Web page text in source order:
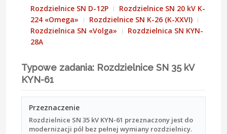
Rozdzielnice SN D-12P
Rozdzielnice SN 20 kV K-
224 «Omega»
Rozdzielnice SN K-26 (K-XXVI)
Rozdzielnica SN «Volga»
Rozdzielnica SN KYN-
28A
Typowe zadania: Rozdzielnice SN 35 kV
KYN-61
Przeznaczenie
Rozdzielnice SN 35 kV KYN-61 przeznaczony jest do
modernizacji pól bez pełnej wymiany rozdzielnicy.